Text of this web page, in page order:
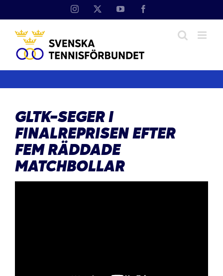
Instagram YouTube
GLTK-SEGER I
FINALREPRISEN EFTER
FEM RÄDDADE
MATCHBOLLAR